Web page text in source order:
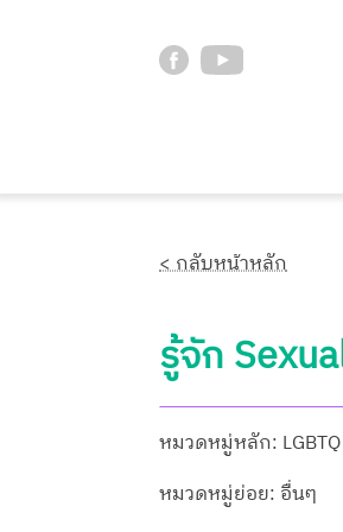
< กลับหน้าหลัก
รู้จัก
หมวดหมู่หลัก: LGBTQ
หมวดหมู่ย่อย: อื่นๆ